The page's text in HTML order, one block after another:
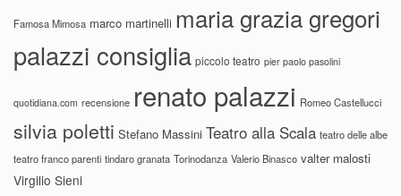
Famosa Mimosa marco martinelli maria grazia gregori
palazzi consiglia piccolo teatro pier paolo pasolini
quotidiana.com recensione renato palazzi Romeo Castellucci
silvia poletti Stefano Massini Teatro alla Scala teatro delle albe
teatro franco parenti tindaro granata Torinodanza Valerio Binasco valter malosti
Virgilio Sieni